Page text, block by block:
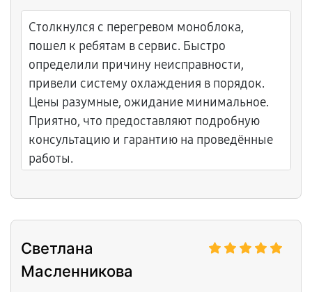
Столкнулся с перегревом моноблока,
пошел к ребятам в сервис. Быстро
определили причину неисправности,
привели систему охлаждения в порядок.
Цены разумные, ожидание минимальное.
Приятно, что предоставляют подробную
консультацию и гарантию на проведённые
работы.
Светлана
Масленникова